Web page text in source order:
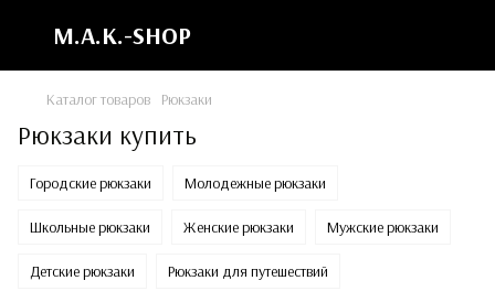
M.A.K.-SHOP
Каталог товаров Рюкзаки
Рюкзаки купить
Городские рюкзаки Молодежные рюкзаки
Школьные рюкзаки Женские рюкзаки Мужские рюкзаки
Детские рюкзаки Рюкзаки для путешествий